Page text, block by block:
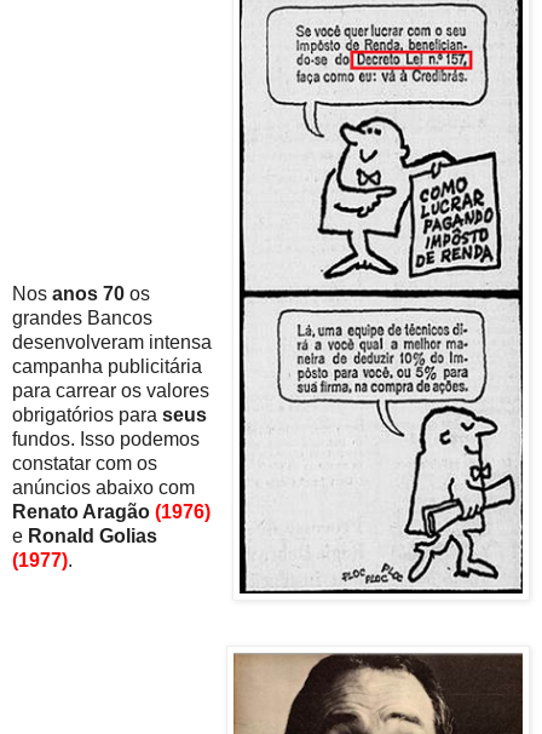
Nos anos 70 os
grandes Bancos
desenvolveram intensa
campanha publicitária
para carrear os valores
obrigatórios para seus
fundos. Isso podemos
constatar com os
anúncios abaixo com
Renato Aragão (1976)
e Ronald Golias
(1977).